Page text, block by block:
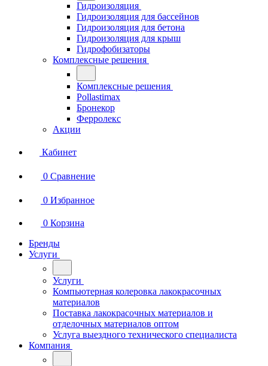
Гидроизоляция
Гидроизоляция для бассейнов
Гидроизоляция для бетона
Гидроизоляция для крыш
Гидрофобизаторы
Комплексные решения
Комплексные решения
Pollastimax
Бронекор
Ферролекс
Акции
Кабинет
0 Сравнение
0 Избранное
0 Корзина
Бренды
Услуги
Услуги
Компьютерная колеровка лакокрасочных
материалов
Поставка лакокрасочных материалов и
отделочных материалов оптом
Услуга выездного технического специалиста
Компания